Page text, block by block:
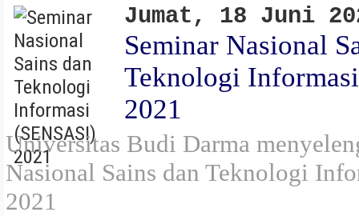
Jumat, 18 Juni
Seminar Nasional
Teknologi
2021
Universitas Budi Darma
Nasional Sains dan Teknologi
2021